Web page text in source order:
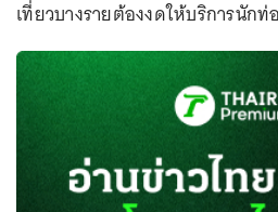
เที่ยวบางรายต้องงดให้บริการนักท่